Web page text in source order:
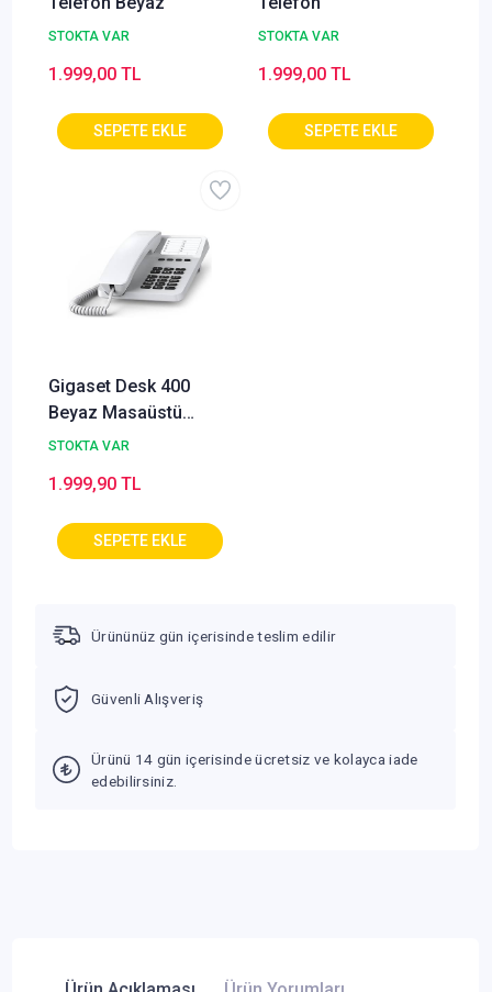
STOKTA VAR
1.999,00 TL
STOKTA VAR
1.999,00 TL
Gigaset Desk 400
Beyaz Masaüstü
Telefon
STOKTA VAR
1.999,90 TL
Ürününüz gün içerisinde teslim edilir
Güvenli Alışveriş
Ürünü 14 gün içerisinde ücretsiz ve kolayca iade
edebilirsiniz.